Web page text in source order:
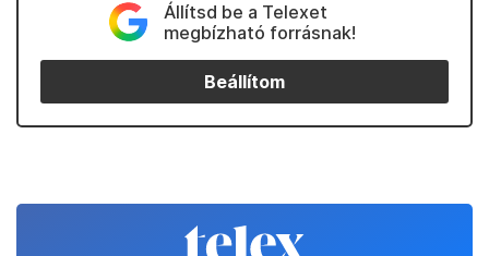
Állítsd be a Telexet
megbízható forrásnak!
Beállítom